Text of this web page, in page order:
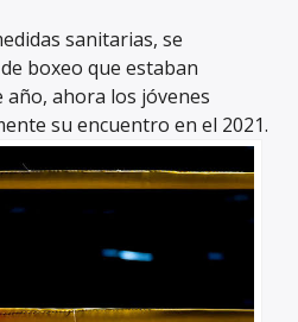
sanitarias, se
boxeo que estaban
ahora los jóvenes
su encuentro en el 2021.